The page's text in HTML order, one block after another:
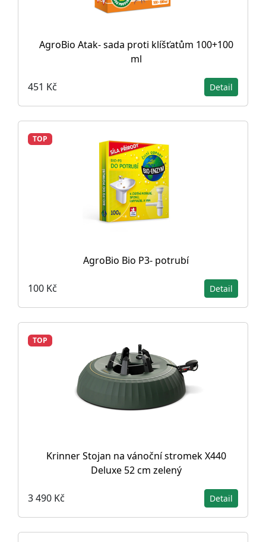
AgroBio Atak- sada proti klíšťatům 100+100
ml
451 Kč Detail
TOP
AgroBio Bio P3- potrubí
100 Kč Detail
TOP
Krinner Stojan na vánoční stromek X440
Deluxe 52 cm zelený
3 490 Kč Detail